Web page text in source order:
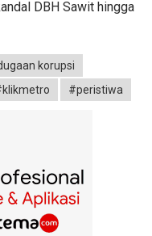
DBH Sawit hingga
korupsi
#peristiwa